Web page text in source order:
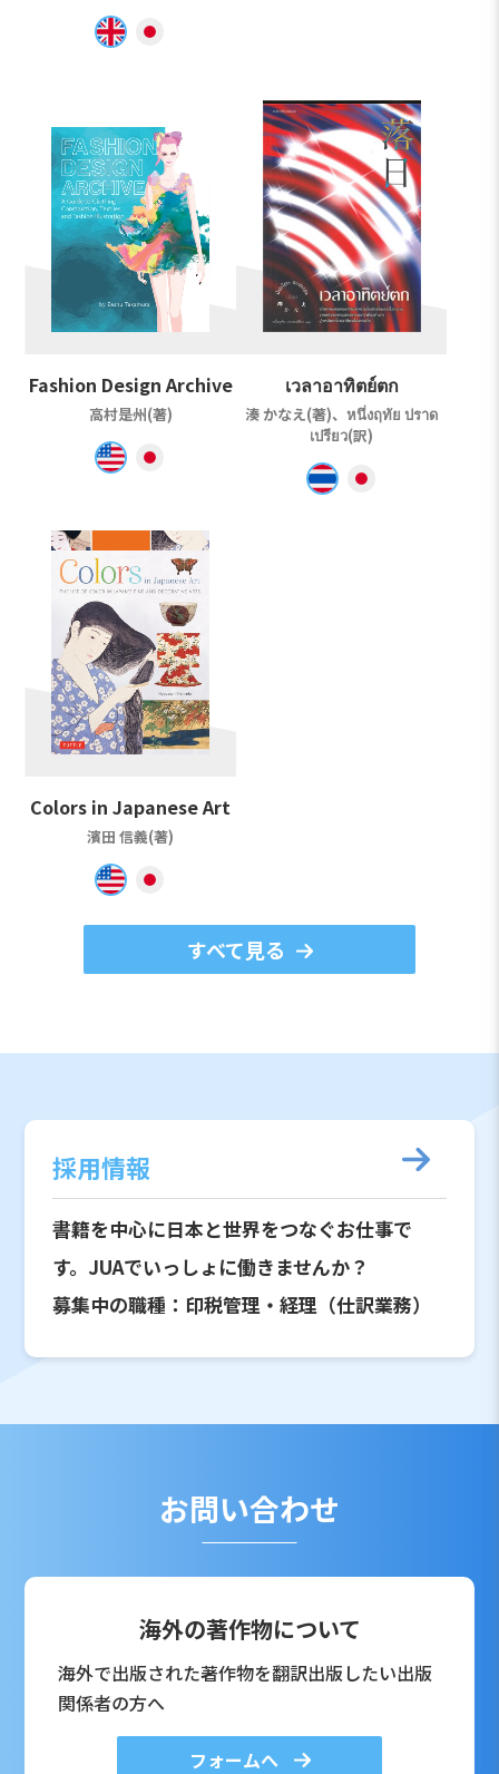
Fashion Design Archive
高村是州(著)
เวลาอาทิตย์ตก
湊 かなえ(著)、หนึ่งฤทัย ปราด
เปรียว(訳)
Colors in Japanese Art
濱田 信義(著)
すべて見る
採用情報
書籍を中心に日本と世界をつなぐお仕事で
す。JUAでいっしょに働きませんか？
募集中の職種：印税管理・経理（仕訳業務）
お問い合わせ
海外の著作物について
海外で出版された著作物を翻訳出版したい出版
関係者の方へ
フォームへ